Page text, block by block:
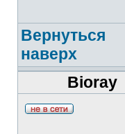
Вернуться
наверх
Bioray